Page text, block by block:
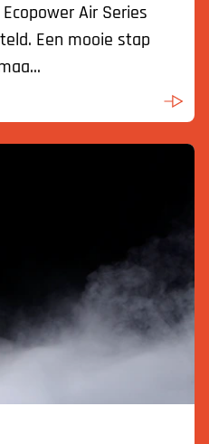
Air Series
Een mooie stap